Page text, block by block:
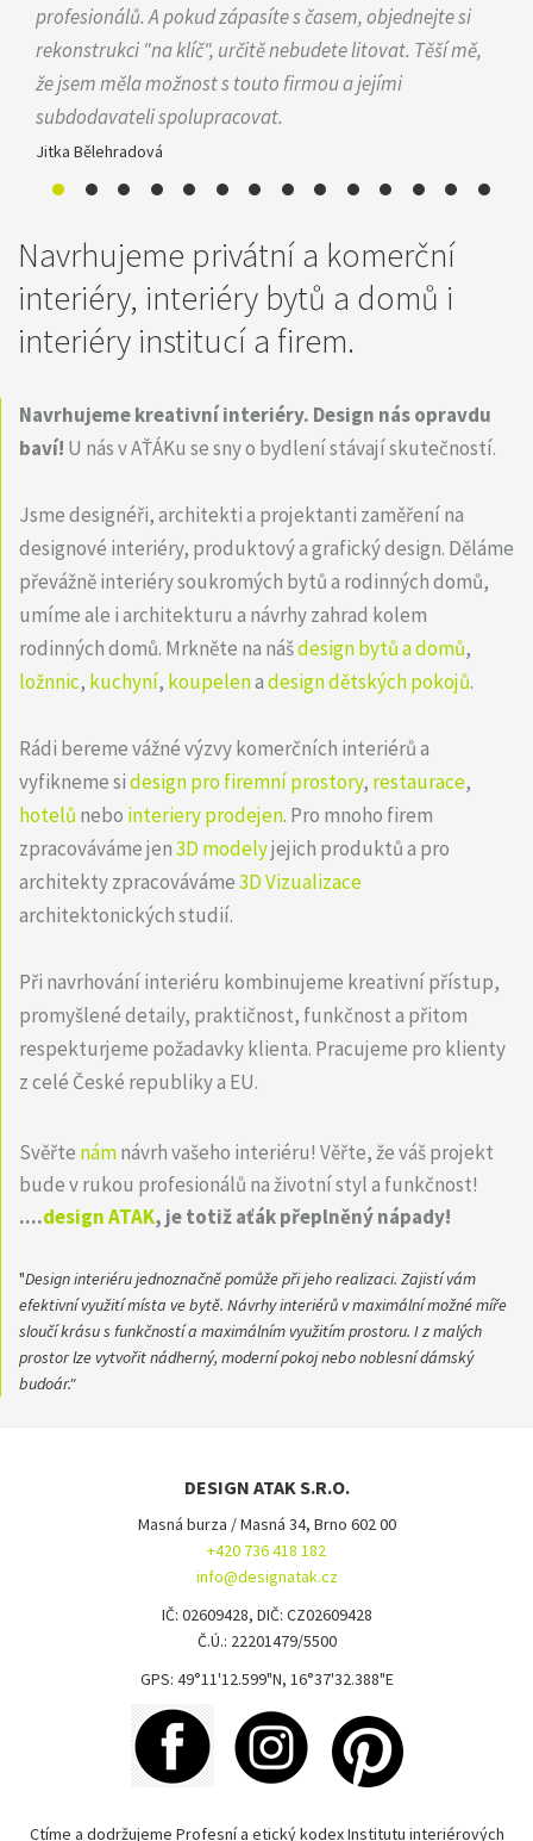
profesionálů. A pokud zápasíte s časem, objednejte si
rekonstrukci "na klíč", určitě nebudete litovat. Těší mě,
že jsem měla možnost s touto firmou a jejími
subdodavateli spolupracovat.
Jitka Bělehradová
Navrhujeme privátní a komerční
interiéry, interiéry bytů a domů i
interiéry institucí a firem.
Navrhujeme kreativní interiéry. Design nás opravdu
baví! U nás v AŤÁKu se sny o bydlení stávají skutečností.
Jsme designéři, architekti a projektanti zaměření na
designové interiéry, produktový a grafický design. Děláme
převážně interiéry soukromých bytů a rodinných domů,
umíme ale i architekturu a návrhy zahrad kolem
rodinných domů. Mrkněte na nášdesign bytů a domů,
ložnnic, kuchyní, koupelenadesign dětských pokojů.
Rádi bereme vážné výzvy komerčních interiérů a
vyfikneme sidesign pro firemní prostory, restaurace,
hotelů nebo interiery prodejen. Pro mnoho firem
zpracováváme jen3D modelyjejich produktů a pro
architekty zpracováváme3D Vizualizace
architektonických studií.
Při navrhování interiéru kombinujeme kreativní přístup,
promyšlené detaily, praktičnost, funkčnost a přitom
respekturjeme požadavky klienta. Pracujeme pro klienty
z celé České republiky a EU.
Svěřte námnávrh vašeho interiéru! Věřte, že váš projekt
bude v rukou profesionálů na životní styl a funkčnost!
....design ATAK, je totiž aťák přeplněný nápady!
"Design interiéru jednoznačně pomůže při jeho realizaci. Zajistí vám
efektivní využití místa ve bytě. Návrhy interiérů v maximální možné míře
sloučí krásu s funkčností a maximálním využitím prostoru. I z malých
prostor lze vytvořit nádherný, moderní pokoj nebo noblesní dámský
budoár."
DESIGN ATAK S.R.O.
Masná burza / Masná 34, Brno 602 00
+420 736 418 182
info@designatak.cz
IČ: 02609428, DIČ: CZ02609428
Č.Ú.: 22201479/5500
GPS: 49°11'12.599"N, 16°37'32.388"E
Ctíme a dodržujeme Profesní a etický kodex Institutu interiérových